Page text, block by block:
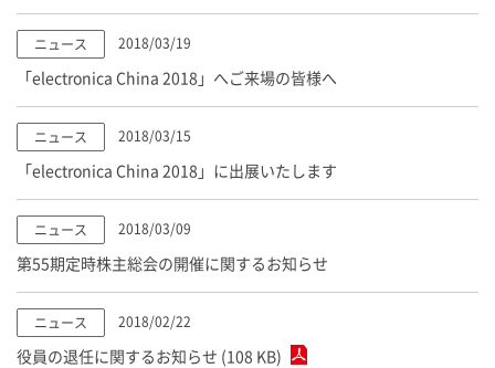
ニュース 2018/03/19
「electronica China 2018」へご来場の皆様へ
ニュース 2018/03/15
「electronica China 2018」に出展いたします
ニュース 2018/03/09
第55期定時株主総会の開催に関するお知らせ
ニュース 2018/02/22
役員の退任に関するお知らせ (108 KB)